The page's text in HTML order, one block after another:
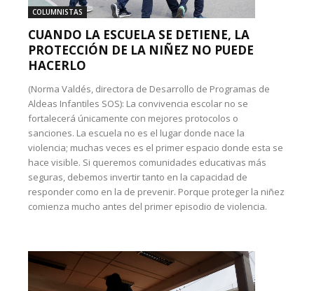
COLUMNISTAS
CUANDO LA ESCUELA SE DETIENE, LA
PROTECCIÓN DE LA NIÑEZ NO PUEDE
HACERLO
(Norma Valdés, directora de Desarrollo de Programas de
Aldeas Infantiles SOS): La convivencia escolar no se
fortalecerá únicamente con mejores protocolos o
sanciones. La escuela no es el lugar donde nace la
violencia; muchas veces es el primer espacio donde esta se
hace visible. Si queremos comunidades educativas más
seguras, debemos invertir tanto en la capacidad de
responder como en la de prevenir. Porque proteger la niñez
comienza mucho antes del primer episodio de violencia.